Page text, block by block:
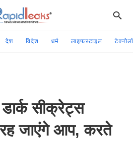
देश विदेश धर्म लाइफस्टाइल
सीक्रेट्स
जाएंगे आप, करते